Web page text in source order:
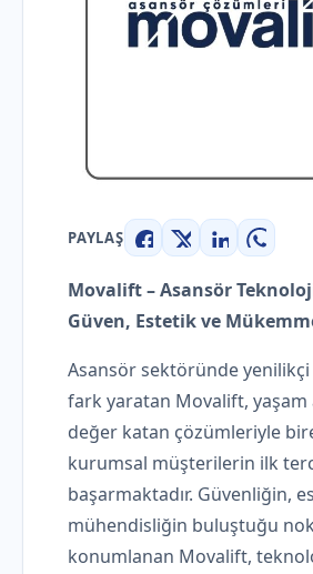
PAYLAŞ
Facebook
X LinkedIn
Movalift – Asansör
Güven, Estetik ve
Asansör sektöründe yenilikçi
fark yaratan Movalift, yaşam
değer katan çözümleriyle
kurumsal müşterilerin ilk
başarmaktadır. Güvenliğin,
mühendisliğin buluştuğu
konumlanan Movalift,